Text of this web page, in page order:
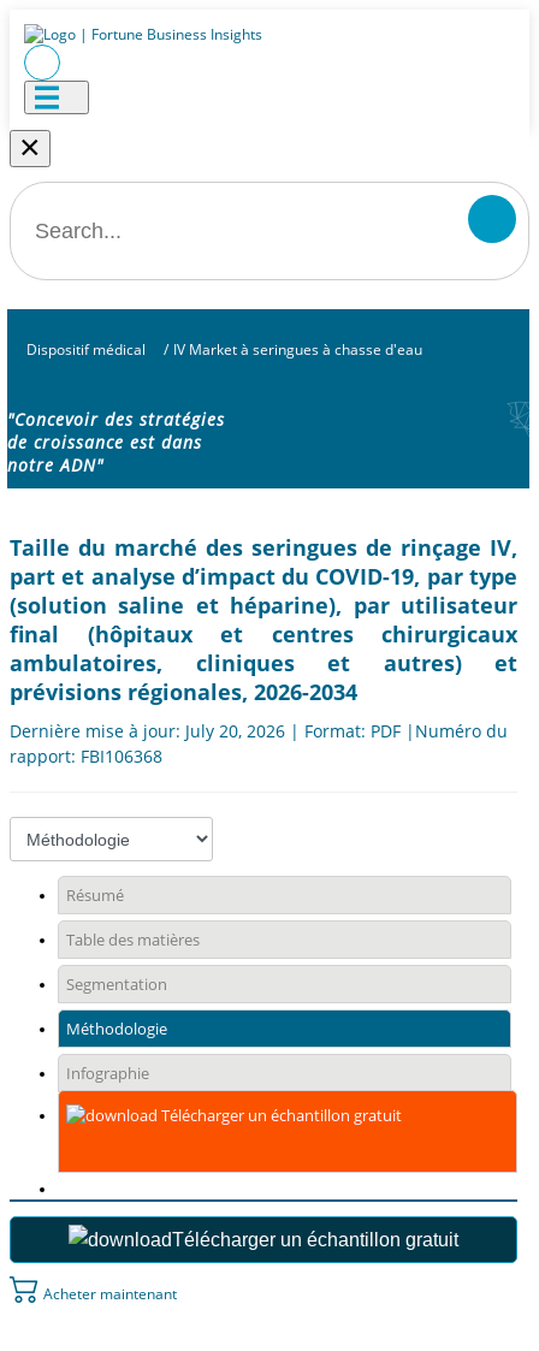
×
Dispositif médical / IV Market à seringues à chasse d'eau
"Concevoir des stratégies
de croissance est dans
notre ADN"
Taille du marché des seringues de rinçage IV,
part et analyse d’impact du COVID-19, par type
(solution saline et héparine), par utilisateur
final (hôpitaux et centres chirurgicaux
ambulatoires, cliniques et autres) et
prévisions régionales, 2026-2034
Dernière mise à jour: July 20, 2026 | Format: PDF |Numéro du
rapport: FBI106368
Résumé
Table des matières
Segmentation
Méthodologie
Infographie
Télécharger un échantillon gratuit
Télécharger un échantillon gratuit
Acheter maintenant